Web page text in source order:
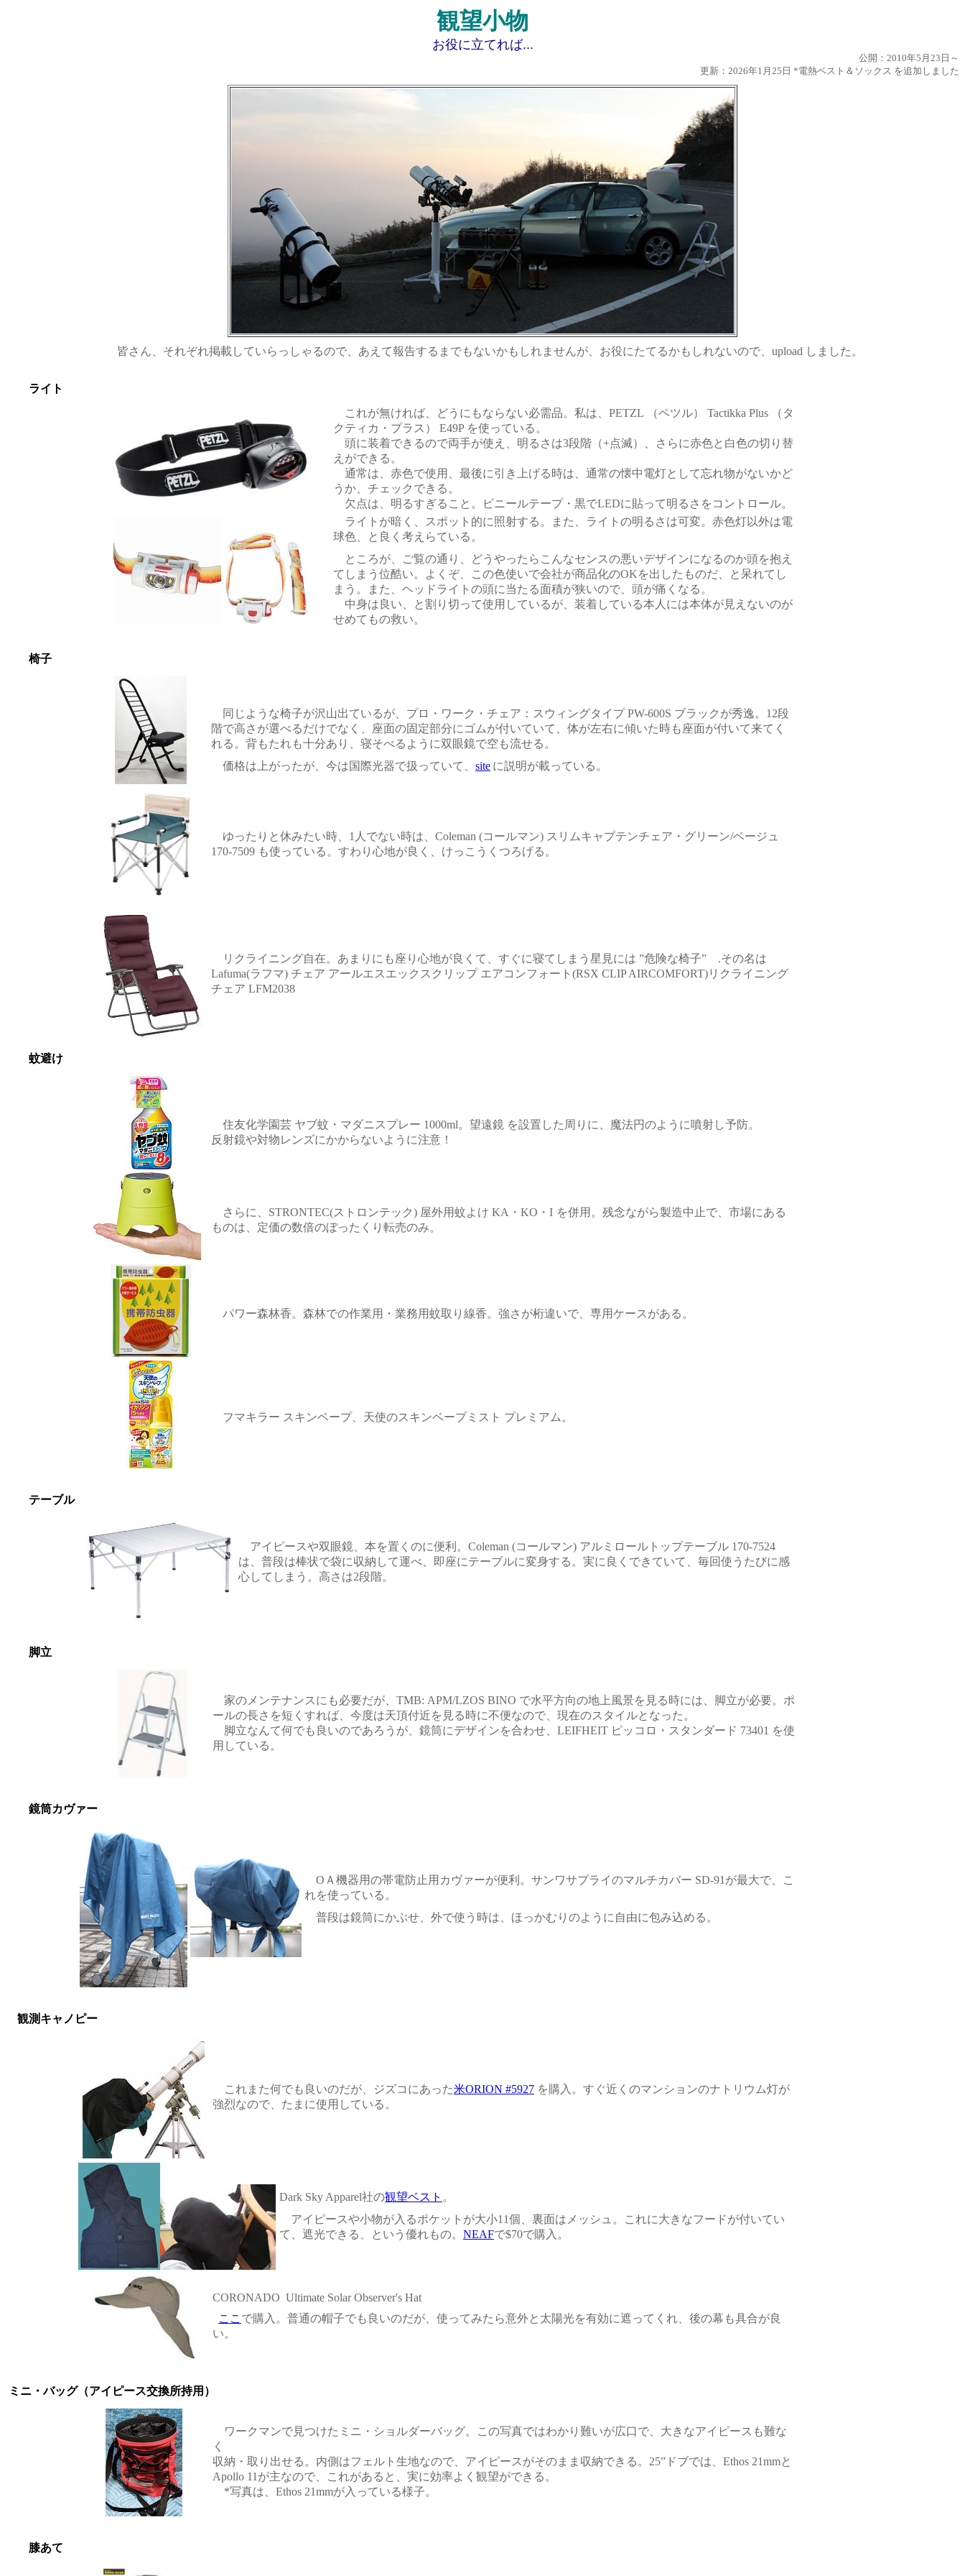
観望小物
お役に立てれば...
公開：2010年5月23日～
更新：2026年1月25日 *電熱ベスト＆ソックス を追加しました
皆さん、それぞれ掲載していらっしゃるので、あえて報告するまでもないかもしれませんが、お役にたてるかもしれないので、 upload しました。
ライト
これが無ければ、どうにもならない必需品。私は、 PETZL （ペツル） Tactikka Plus （タ
クティカ・プラス） E49P を使っている。
頭に装着できるので両手が使え、明るさは3段階（+点滅）、さらに赤色と白色の切り替
えができる。
通常は、赤色で使用、最後に引き上げる時は、通常の懐中電灯として忘れ物がないかど
うか、チェックできる。
欠点は、明るすぎること。ビニールテープ・黒でLEDに貼って明るさをコントロール。
ライトが暗く、スポット的に照射する。また、ライトの明るさは可変。赤色灯以外は電
球色、と良く考えらている。
ところが、ご覧の通り、どうやったらこんなセンスの悪いデザインになるのか頭を抱え
てしまう位酷い。よくぞ、この色使いで会社が商品化のOKを出したものだ、と呆れてし
まう。また、ヘッドライトの頭に当たる面積が狭いので、頭が痛くなる。
中身は良い、と割り切って使用しているが、装着している本人には本体が見えないのが
せめてもの救い。
椅子
同じような椅子が沢山出ているが、プロ・ワーク・チェア：スウィングタイプPW-600S ブラックが秀逸。12段
階で高さが選べるだけでなく、座面の固定部分にゴムが付いていて、体が左右に傾いた時も座面が付いて来てく
れる。背もたれも十分あり、寝そべるように双眼鏡で空も流せる。
価格は上がったが、今は国際光器で扱っていて、 site に説明が載っている。
ゆったりと休みたい時、1人でない時は、 Coleman (コールマン) スリムキャプテンチェア・グリーン/ベージュ
170-7509 も使っている。すわり心地が良く、けっこうくつろげる。
リクライニング自在。あまりにも座り心地が良くて、すぐに寝てしまう星見には ”危険な椅子” .その名は
Lafuma(ラフマ) チェア アールエスエックスクリップ エアコンフォート(RSX CLIP AIRCOMFORT)リクライニング
チェア LFM2038
蚊避け
住友化学園芸 ヤブ蚊・マダニスプレー 1000ml。 望遠鏡 を設置した周りに、魔法円のように噴射し予防。
反射鏡や対物レンズにかからないように注意！
さらに、STRONTEC(ストロンテック) 屋外用蚊よけ KA・KO・I を併用。残念ながら製造中止で、市場にある
ものは、定価の数倍のぼったくり転売のみ。
パワー森林香。森林での作業用・業務用蚊取り線香。強さが桁違いで、専用ケースがある。
フマキラー スキンベープ、天使のスキンベープミスト プレミアム。
テーブル
アイピースや双眼鏡、本を置くのに便利。 Coleman (コールマン) アルミロールトップテーブル 170-7524
は、普段は棒状で袋に収納して運べ、即座にテーブルに変身する。実に良くできていて、毎回使うたびに感
心してしまう。高さは2段階。
脚立
家のメンテナンスにも必要だが、 TMB: APM/LZOS BINO で水平方向の地上風景を見る時には、脚立が必要。ポ
ールの長さを短くすれば、今度は天頂付近を見る時に不便なので、現在のスタイルとなった。
脚立なんて何でも良いのであろうが、鏡筒にデザインを合わせ、 LEIFHEIT ピッコロ・スタンダード 73401 を使
用している。
鏡筒カヴァー
OＡ機器用の帯電防止用カヴァーが便利。サンワサプライのマルチカバー SD-91 が最大で、こ
れを使っている。
普段は鏡筒にかぶせ、外で使う時は、ほっかむりのように自由に包み込める。
観測キャノピー
これまた何でも良いのだが、ジズコにあった米ORION #5927 を購入。すぐ近くのマンションのナトリウム灯が
強烈なので、たまに使用している。
Dark Sky Apparel社の観望ベスト 。
アイピースや小物が入るポケットが大小11個、裏面はメッシュ。これに大きなフードが付いてい
て、遮光できる、という優れもの。 NEAFで$70で購入。
CORONADO Ultimate Solar Observer's Hat
ここ で購入。普通の帽子でも良いのだが、使ってみたら意外と太陽光を有効に遮ってくれ、後の幕も具合が良
い。
ミニ・バッグ（アイピース交換所持用）
ワークマンで見つけたミニ・ショルダーバッグ。この写真ではわかり難いが広口で、大きなアイピースも難な
く
収納・取り出せる。内側はフェルト生地なので、アイピースがそのまま収納できる。25”ドブでは、Ethos 21mmと
Apollo 11が主なので、これがあると、実に効率よく観望ができる。
*写真は、Ethos 21mmが入っている様子。
膝あて